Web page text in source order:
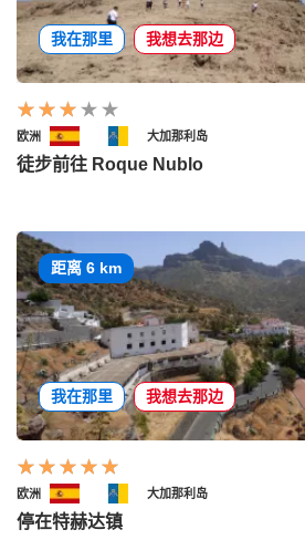
我在那里 我想去那边
欧洲 大加那利岛
徒步前往 Roque Nublo
距离 6 km
我在那里 我想去那边
欧洲 大加那利岛
停在特赫达镇